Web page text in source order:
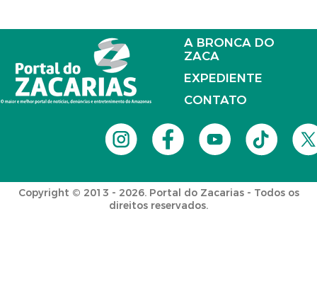
A BRONCA DO
ZACA
EXPEDIENTE
CONTATO
Copyright © 2013 - 2026. Portal do Zacarias - Todos os
direitos reservados.